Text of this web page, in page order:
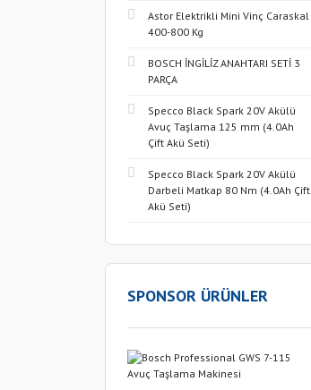
Astor Elektrikli Mini Vinç Caraskal
400-800 Kg
BOSCH İNGİLİZ ANAHTARI SETİ 3
PARÇA
Specco Black Spark 20V Akülü
Avuç Taşlama 125 mm (4.0Ah
Çift Akü Seti)
Specco Black Spark 20V Akülü
Darbeli Matkap 80 Nm (4.0Ah Çift
Akü Seti)
SPONSOR ÜRÜNLER